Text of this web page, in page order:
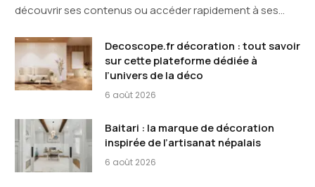
découvrir ses contenus ou accéder rapidement à ses…
Decoscope.fr décoration : tout savoir
sur cette plateforme dédiée à
l’univers de la déco
6 août 2026
Baitari : la marque de décoration
inspirée de l’artisanat népalais
6 août 2026